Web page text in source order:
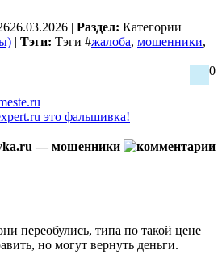
26.03.2026 | Раздел: Категории
| Тэги: Тэги #жалоба, мошенники,
0
это фальшивка!
— мошенники
переобулись, типа по такой цене
но могут вернуть деньги.